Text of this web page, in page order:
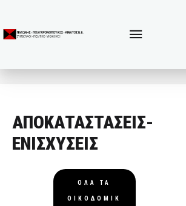
ΑΠΟΚΑΤΑΣΤΑΣΕΙΣ-
ΕΝΙΣΧΥΣΕΙΣ
ΟΛΑ ΤΑ
ΟΙΚΟΔΟΜΙΚ